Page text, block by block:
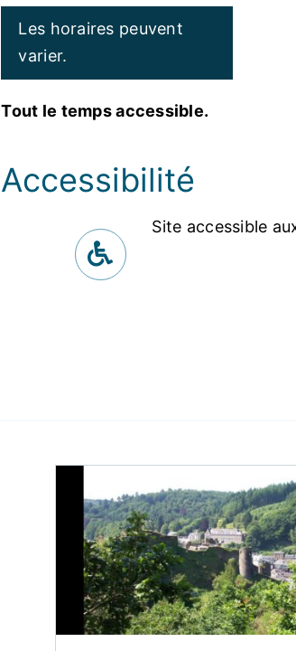
Les horaires peuvent
varier.
Tout le temps accessible.
Accessibilité
Site accessible